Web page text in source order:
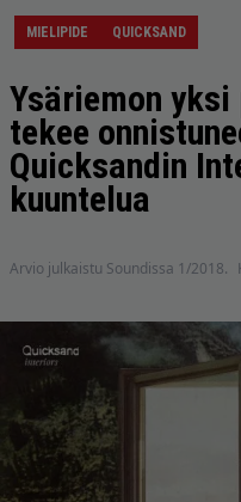
MIELIPIDE QUICKSAND
Ysäriemon
tekee
Quicksandin
kuuntelua
Arvio julkaistu Soundissa 1/2018.